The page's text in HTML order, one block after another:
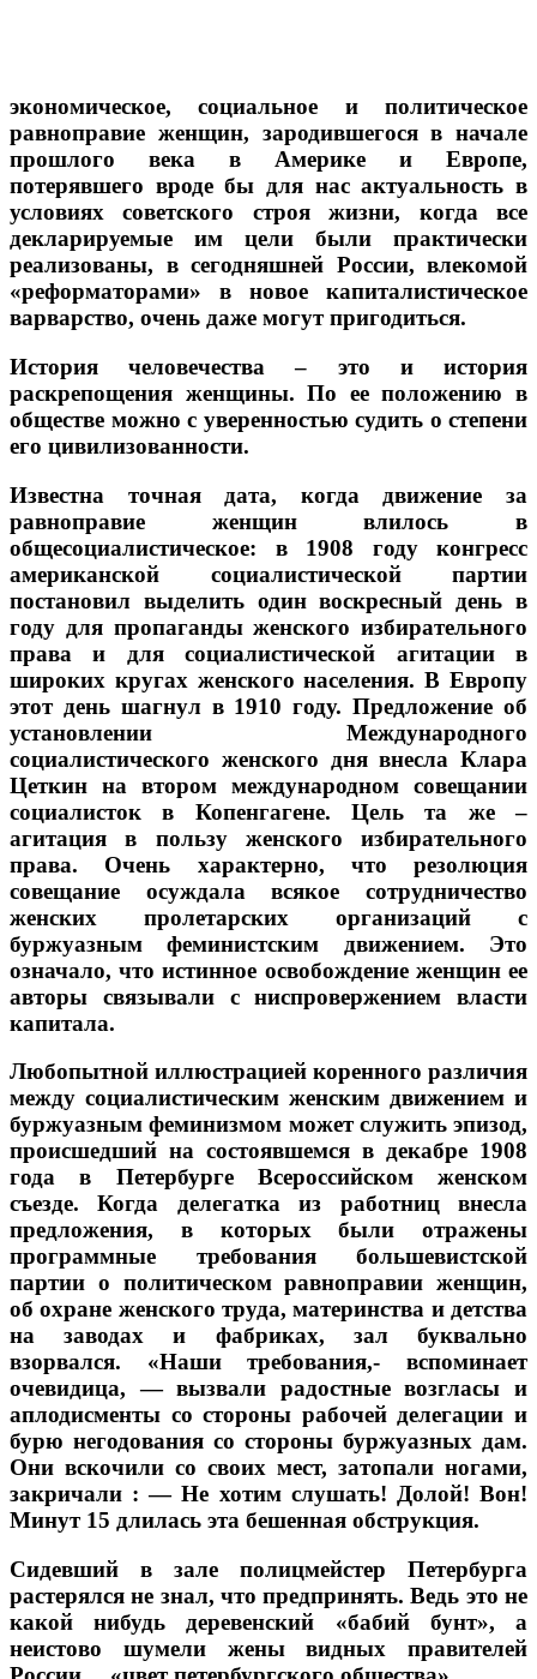
экономическое, социальное и политическое
равноправие женщин, зародившегося в начале
прошлого века в Америке и Европе,
потерявшего вроде бы для нас актуальность в
условиях советского строя жизни, когда все
декларируемые им цели были практически
реализованы, в сегодняшней России, влекомой
«реформаторами» в новое капиталистическое
варварство, очень даже могут пригодиться.
История человечества – это и история
раскрепощения женщины. По ее положению в
обществе можно с уверенностью судить о степени
его цивилизованности.
Известна точная дата, когда движение за
равноправие женщин влилось в
общесоциалистическое: в 1908 году конгресс
американской социалистической партии
постановил выделить один воскресный день в
году для пропаганды женского избирательного
права и для социалистической агитации в
широких кругах женского населения. В Европу
этот день шагнул в 1910 году. Предложение об
установлении Международного
социалистического женского дня внесла Клара
Цеткин на втором международном совещании
социалисток в Копенгагене. Цель та же –
агитация в пользу женского избирательного
права. Очень характерно, что резолюция
совещание осуждала всякое сотрудничество
женских пролетарских организаций с
буржуазным феминистским движением. Это
означало, что истинное освобождение женщин ее
авторы связывали с ниспровержением власти
капитала.
Любопытной иллюстрацией коренного различия
между социалистическим женским движением и
буржуазным феминизмом может служить эпизод,
происшедший на состоявшемся в декабре 1908
года в Петербурге Всероссийском женском
съезде. Когда делегатка из работниц внесла
предложения, в которых были отражены
программные требования большевистской
партии о политическом равноправии женщин,
об охране женского труда, материнства и детства
на заводах и фабриках, зал буквально
взорвался. «Наши требования,- вспоминает
очевидица, — вызвали радостные возгласы и
аплодисменты со стороны рабочей делегации и
бурю негодования со стороны буржуазных дам.
Они вскочили со своих мест, затопали ногами,
закричали : — Не хотим слушать! Долой! Вон!
Минут 15 длилась эта бешенная обструкция.
Сидевший в зале полицмейстер Петербурга
растерялся не знал, что предпринять. Ведь это не
какой нибудь деревенский «бабий бунт», а
неистово шумели жены видных правителей